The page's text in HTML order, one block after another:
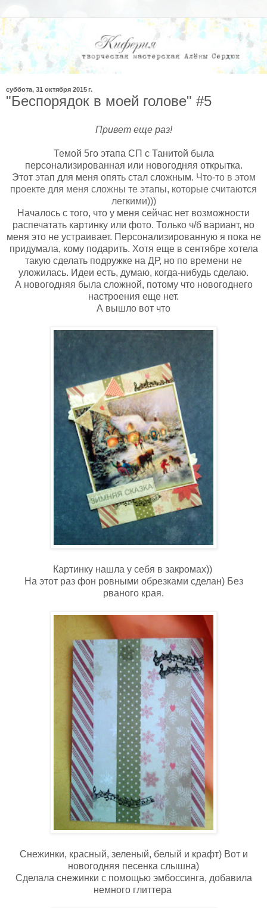
суббота, 31 октября 2015 г.
"Беспорядок в моей голове" #5
Привет еще раз!
Темой 5го этапа СП с Танитой была
персонализированная или новогодняя открытка.
Этот этап для меня опять стал сложным. Что-то в этом
проекте для меня сложны те этапы, которые считаются
легкими)))
Началось с того, что у меня сейчас нет возможности
распечатать картинку или фото. Только ч/б вариант, но
меня это не устраивает. Персонализированную я пока не
придумала, кому подарить. Хотя еще в сентябре хотела
такую сделать подружке на ДР, но по времени не
уложилась. Идеи есть, думаю, когда-нибудь сделаю.
А новогодняя была сложной, потому что новогоднего
настроения еще нет.
А вышло вот что
Картинку нашла у себя в закромах))
На этот раз фон ровными обрезками сделан) Без
рваного края.
Снежинки, красный, зеленый, белый и крафт) Вот и
новогодняя песенка слышна)
Сделала снежинки с помощью эмбоссинга, добавила
немного глиттера